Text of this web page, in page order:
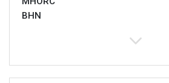
BHN